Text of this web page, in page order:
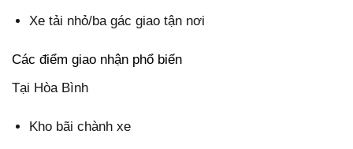
Xe tải nhỏ/ba gác giao tận nơi
Các điểm giao nhận phổ biến
Tại Hòa Bình
Kho bãi chành xe